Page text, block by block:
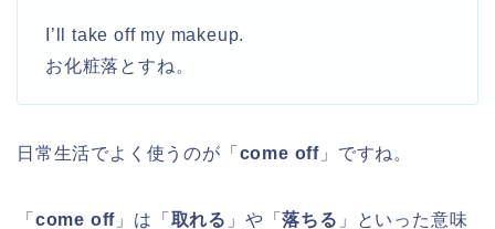
I’ll take off my makeup.
お化粧落とすね。
日常生活でよく使うのが「 come off 」ですね。
「 come off 」は「 取れる 」や「落ちる 」といった意味